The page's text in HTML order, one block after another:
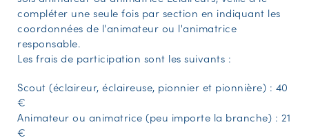
compléter une seule fois par section en indiquant les
coordonnées de l'animateur ou l'animatrice
responsable.
Les frais de participation sont les suivants :
Scout (éclaireur, éclaireuse, pionnier et pionnière) : 40
€
Animateur ou animatrice (peu importe la branche) : 21
€